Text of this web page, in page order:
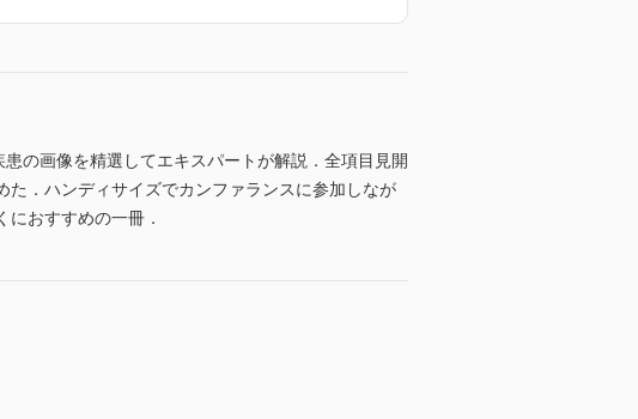
の画像を精選してエキスパートが解説．全項目見開
．ハンディサイズでカンファランスに参加しなが
おすすめの一冊．